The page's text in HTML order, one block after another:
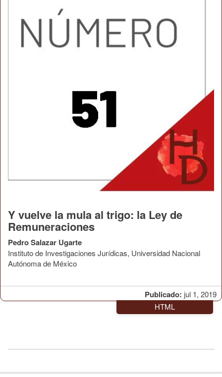
Publicado: jul 1, 2019
Y vuelve la mula al trigo: la Ley de
Remuneraciones
Pedro Salazar Ugarte
Instituto de Investigaciones Jurídicas, Universidad Nacional
Autónoma de México
HTML